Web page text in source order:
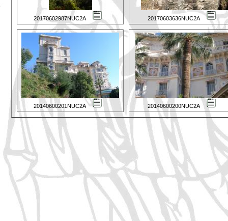
20170602987NUC2A 20170603636NUC2A
20140600201NUC2A 20140600200NUC2A